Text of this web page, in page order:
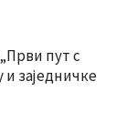
пут с
заједничке